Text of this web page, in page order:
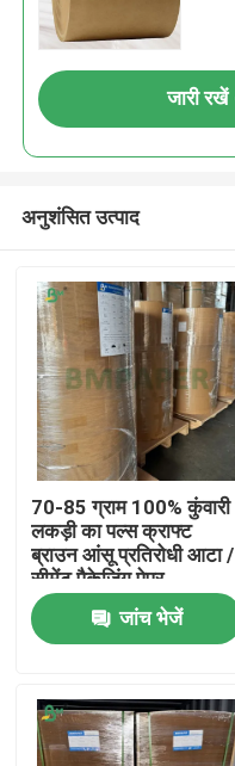
होम
जारी रखें
अनुशंसित उत्पाद
70-85 ग्राम 100% कुंवारी
लकड़ी का पल्स क्राफ्ट
ब्राउन आंसू प्रतिरोधी आटा /
सीमेंट पैकेजिंग पेपर
जांच भेजें